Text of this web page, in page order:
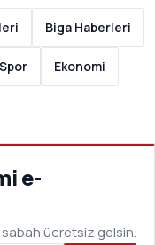
Biga Haberleri
Spor Ekonomi
e-
ücretsiz gelsin.